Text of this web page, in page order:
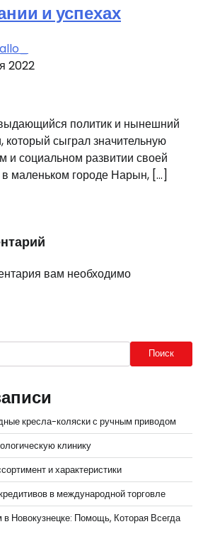
и успехах
2022
политик и нынешний
который сыграл значительную
и социальном развитии своей
маленьком городе Нарын, […]
вам необходимо
Поиск
кресла-коляски с ручным приводом
клинику
и характеристики
в международной торговле
в Новокузнецке: Помощь, Которая Всегда